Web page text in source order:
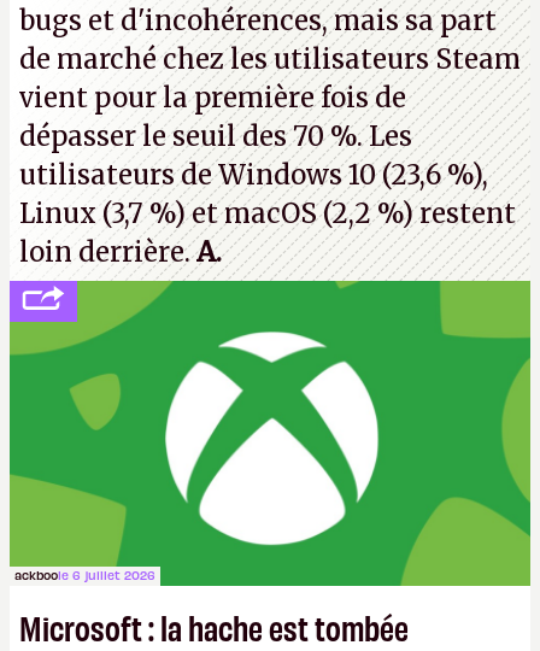
bugs et d'incohérences, mais sa part
de marché chez les utilisateurs Steam
vient pour la première fois de
dépasser le seuil des 70 %. Les
utilisateurs de Windows 10 (23,6 %),
Linux (3,7 %) et macOS (2,2 %) restent
loin derrière.A.
ackboole 6 juillet 2026
Microsoft : la hache est tombée